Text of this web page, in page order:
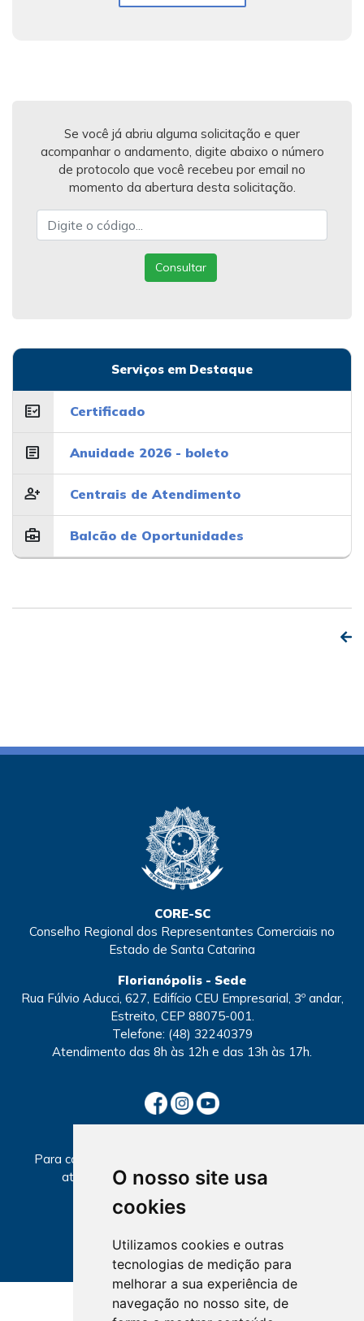
O nosso site usa
cookies
Utilizamos cookies e outras
tecnologias de medição para
melhorar a sua experiência de
navegação no nosso site, de
Se você já abriu alguma solicitação e quer
acompanhar o andamento, digite abaixo o número
de protocolo que você recebeu por email no
momento da abertura desta solicitação.
Consultar
Serviços em Destaque
fact_check Certificado
article Anuidade 2026 - boleto
person_add Centrais de Atendimento
business_center Balcão de Oportunidades
CORE-SC
Conselho Regional dos Representantes Comerciais no
Estado de Santa Catarina
Florianópolis - Sede
Rua Fúlvio Aducci, 627, Edifício CEU Empresarial, 3º andar,
Estreito, CEP 88075-001.
Telefone: (48) 32240379
Atendimento das 8h às 12h e das 13h às 17h.
Para consultar informações sobre local e horários de
atendimento, selecione a Seccional abaixo.